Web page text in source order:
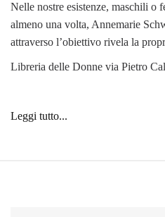
Nelle nostre esistenze, maschili o
almeno una volta, Annemarie
attraverso l’obiettivo rivela la
Libreria delle Donne via Pietro
Leggi tutto...